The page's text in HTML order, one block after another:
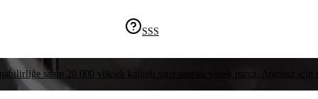
SSS
sahip 20.000 yüksek kaliteli satış sonrası yedek parça. Aracınız